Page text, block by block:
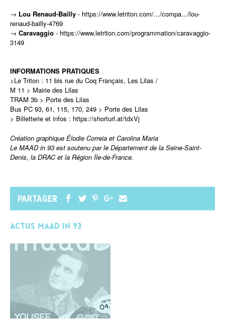
→ Lou Renaud-Bailly - https://www.letriton.com/.../compa.../lou-
renaud-bailly-4769
→ Caravaggio - https://www.letriton.com/programmation/caravaggio-
3149
INFORMATIONS PRATIQUES
>Le Triton : 11 bis rue du Coq Français, Les Lilas /
M 11 > Mairie des Lilas
TRAM 3b > Porte des Lilas
Bus PC 93, 61, 115, 170, 249 > Porte des Lilas
> Billetterie et infos : https://shorturl.at/tdxVj
Création graphique Élodie Correia et Carolina Maria
Le MAAD in 93 est soutenu par le Département de la Seine-Saint-
Denis, la DRAC et la Région Île-de-France.
PARTAGER
Actus MAAD in 93